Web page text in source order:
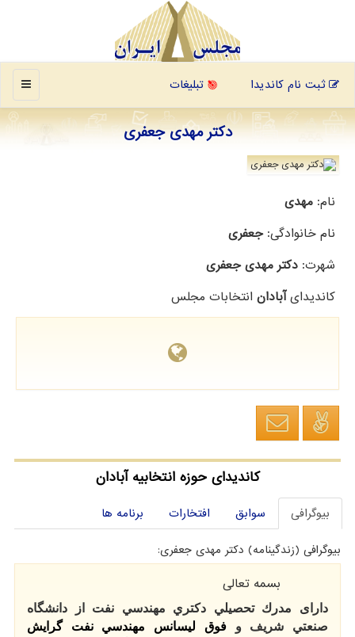
منو ثبت نام کاندیدا تبلیغات
دکتر مهدی جعفری
نام: مهدی
نام خانوادگی:جعفری
شهرت: دکتر مهدی جعفری
کاندیدایآبادان انتخابات مجلس
کاندیدای حوزه انتخابیه آبادان
بیوگرافی سوابق افتخارات برنامه ها
بیوگرافی (زندگینامه) دکتر مهدی جعفری:
بسمه تعالی
دارای مدرك تحصيلي دكتري مهندسي نفت از دانشگاه
صنعتي شريفوفوق ليسانس مهندسي نفت گرایش